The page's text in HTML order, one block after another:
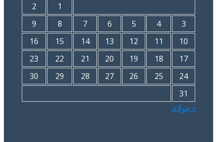
1
2
3
4
5
6
7
8
9
10
11
12
13
14
15
16
17
18
19
20
21
22
23
24
25
26
27
28
29
30
31
« جولای